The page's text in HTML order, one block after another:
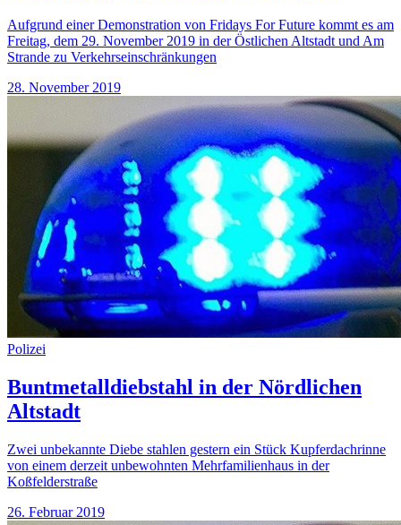
Aufgrund einer Demonstration von Fridays For Future kommt es am
Freitag, dem 29. November 2019 in der Östlichen Altstadt und Am
Strande zu Verkehrseinschränkungen
28. November 2019
Polizei
Buntmetalldiebstahl in der Nördlichen
Altstadt
Zwei unbekannte Diebe stahlen gestern ein Stück Kupferdachrinne
von einem derzeit unbewohnten Mehrfamilienhaus in der
Koßfelderstraße
26. Februar 2019